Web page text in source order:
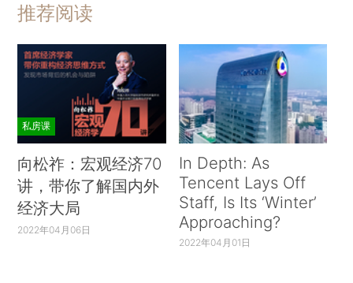
推荐阅读
私房课
向松祚：宏观经济70
讲，带你了解国内外
经济大局
2022年04月06日
In Depth: As
Tencent Lays Off
Staff, Is Its ‘Winter’
Approaching?
2022年04月01日